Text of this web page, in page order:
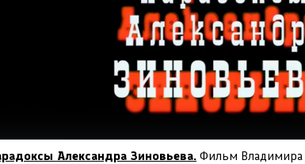
Александра Зиновьева. Фильм Владимира